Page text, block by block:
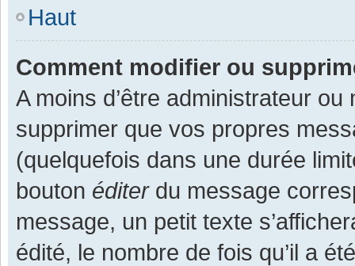
Haut
Comment modifier ou
A moins d’être administrateur
supprimer que vos propres
(quelquefois dans une durée
bouton éditerdu message
message, un petit texte
édité, le nombre de fois qu’il a